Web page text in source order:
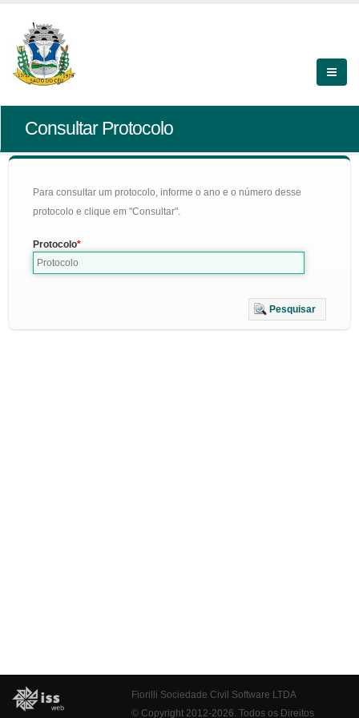
Consultar Protocolo
Para consultar um protocolo, informe o ano e o número desse
protocolo e clique em "Consultar".
Protocolo
Pesquisar
Fiorilli Sociedade Civil Software LTDA
© Copyright 2012-2026. Todos os Direitos